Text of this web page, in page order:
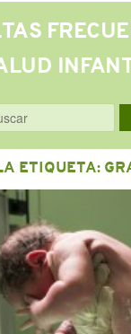
CONTACTO
ETIQUETA: